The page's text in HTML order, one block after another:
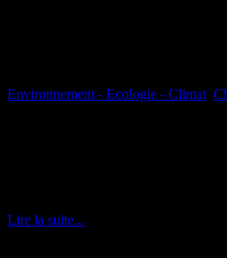
Environnement - Ecologie - Climat,
Lire la suite...